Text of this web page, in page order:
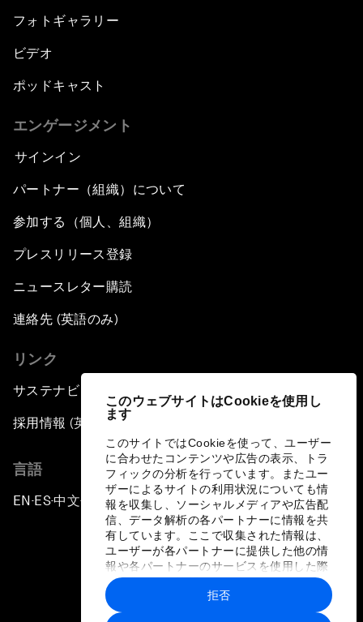
このウェブサイトはCookieを使用し
ます
このサイトではCookieを使って、ユーザー
に合わせたコンテンツや広告の表示、トラ
フィックの分析を行っています。またユー
ザーによるサイトの利用状況についても情
報を収集し、ソーシャルメディアや広告配
信、データ解析の各パートナーに情報を共
有しています。ここで収集された情報は、
ユーザーが各パートナーに提供した他の情
報や各パートナーのサービスを使用した際
に収集された情報と組み合わされ、各パー
トナーによって使用されることがありま
す。
拒否
フォトギャラリー
ビデオ
ポッドキャスト
エンゲージメント
サインイン
パートナー（組織）について
参加する（個人、組織）
プレスリリース登録
ニュースレター購読
連絡先 (英語のみ)
リンク
サステナビリティへの取り組み
採用情報 (英語のみ)
言語
EN ▪ES▪中文▪ 日本語
プライバシーポリシーと利用規約